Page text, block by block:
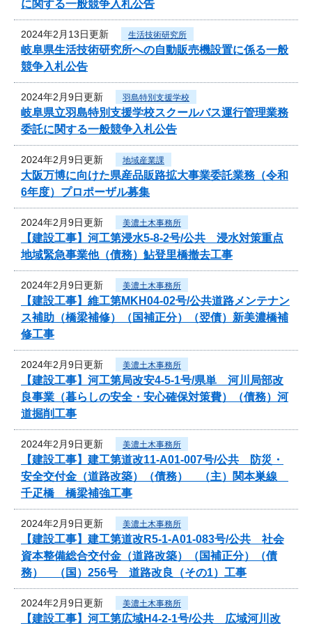
に関する一般競争入札公告
2024年2月13日更新 生活技術研究所
岐阜県生活技術研究所への自動販売機設置に係る一般
競争入札公告
2024年2月9日更新 羽島特別支援学校
岐阜県立羽島特別支援学校スクールバス運行管理業務
委託に関する一般競争入札公告
2024年2月9日更新 地域産業課
大阪万博に向けた県産品販路拡大事業委託業務（令和
6年度）プロポーザル募集
2024年2月9日更新 美濃土木事務所
【建設工事】河工第浸水5-8-2号/公共 浸水対策重点
地域緊急事業他（債務）鮎登里橋撤去工事
2024年2月9日更新 美濃土木事務所
【建設工事】維工第MKH04-02号/公共道路メンテナン
ス補助（橋梁補修）（国補正分）（翌債）新美濃橋補
修工事
2024年2月9日更新 美濃土木事務所
【建設工事】河工第局改安4-5-1号/県単 河川局部改
良事業（暮らしの安全・安心確保対策費）（債務）河
道掘削工事
2024年2月9日更新 美濃土木事務所
【建設工事】建工第道改11-A01-007号/公共 防災・
安全交付金（道路改築）（債務） （主）関本巣線
千疋橋 橋梁補強工事
2024年2月9日更新 美濃土木事務所
【建設工事】建工第道改R5-1-A01-083号/公共 社会
資本整備総合交付金（道路改築）（国補正分）（債
務） （国）256号 道路改良（その1）工事
2024年2月9日更新 美濃土木事務所
【建設工事】河工第広域H4-2-1号/公共 広域河川改